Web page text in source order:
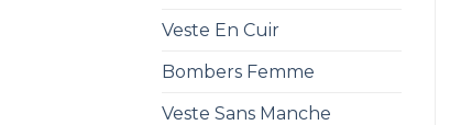
Veste En Cuir
Bombers Femme
Veste Sans Manche